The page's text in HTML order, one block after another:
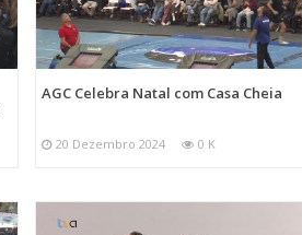
AGC Celebra Natal com Casa Cheia
20 Dezembro 2024 0 K